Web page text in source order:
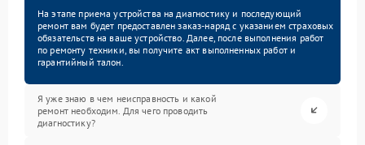
На этапе приема устройства на диагностику и последующий
ремонт вам будет предоставлен заказ-наряд с указанием страховых
обязательств на ваше устройство. Далее, после выполнения работ
по ремонту техники, вы получите акт выполненных работ и
гарантийный талон.
Я уже знаю в чем неисправность и какой
ремонт необходим. Для чего проводить
диагностику?